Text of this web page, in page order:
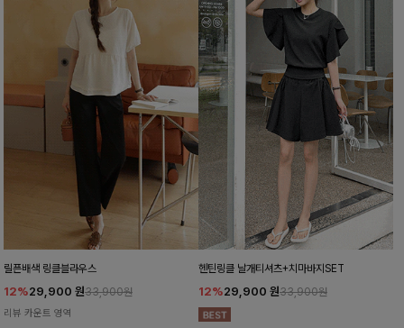
릴픈배색 링클블라우스
12%29,900 원33,900원
리뷰 카운트 영역
헨틴링클 날개티셔츠+치마바지SET
12%29,900 원33,900원